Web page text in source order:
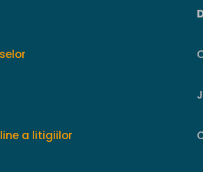
a litigiilor